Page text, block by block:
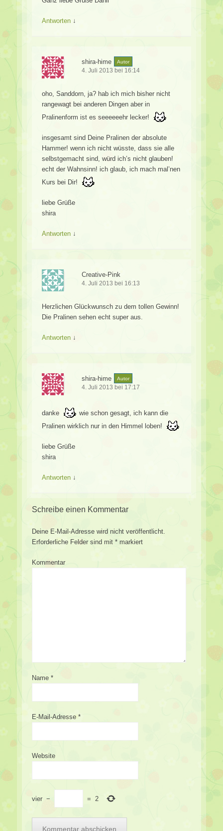
Antworten ↓
shira-hime Autor
4. Juli 2013 bei 16:14
oho, Sanddorn, ja? hab ich mich bisher nicht
rangewagt bei anderen Dingen aber in
Pralinenform ist es seeeeeehr lecker!
insgesamt sind Deine Pralinen der absolute
Hammer! wenn ich nicht wüsste, dass sie alle
selbstgemacht sind, würd ich’s nicht glauben!
echt der Wahnsinn! ich glaub, ich mach mal’nen
Kurs bei Dir!
liebe Grüße
shira
Antworten ↓
Creative-Pink
4. Juli 2013 bei 16:13
Herzlichen Glückwunsch zu dem tollen Gewinn!
Die Pralinen sehen echt super aus.
Antworten ↓
shira-hime Autor
4. Juli 2013 bei 17:17
danke
wie schon gesagt, ich kann die
Pralinen wirklich nur in den Himmel loben!
liebe Grüße
shira
Antworten ↓
Schreibe einen Kommentar
Deine E-Mail-Adresse wird nicht veröffentlicht.
Erforderliche Felder sind mit * markiert
Kommentar
Name *
E-Mail-Adresse *
Website
vier − = 2